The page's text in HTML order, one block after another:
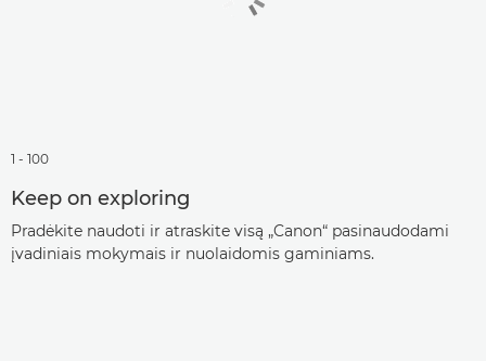
1 - 100
Keep on exploring
Pradėkite naudoti ir atraskite visą „Canon“ pasinaudodami
įvadiniais mokymais ir nuolaidomis gaminiams.